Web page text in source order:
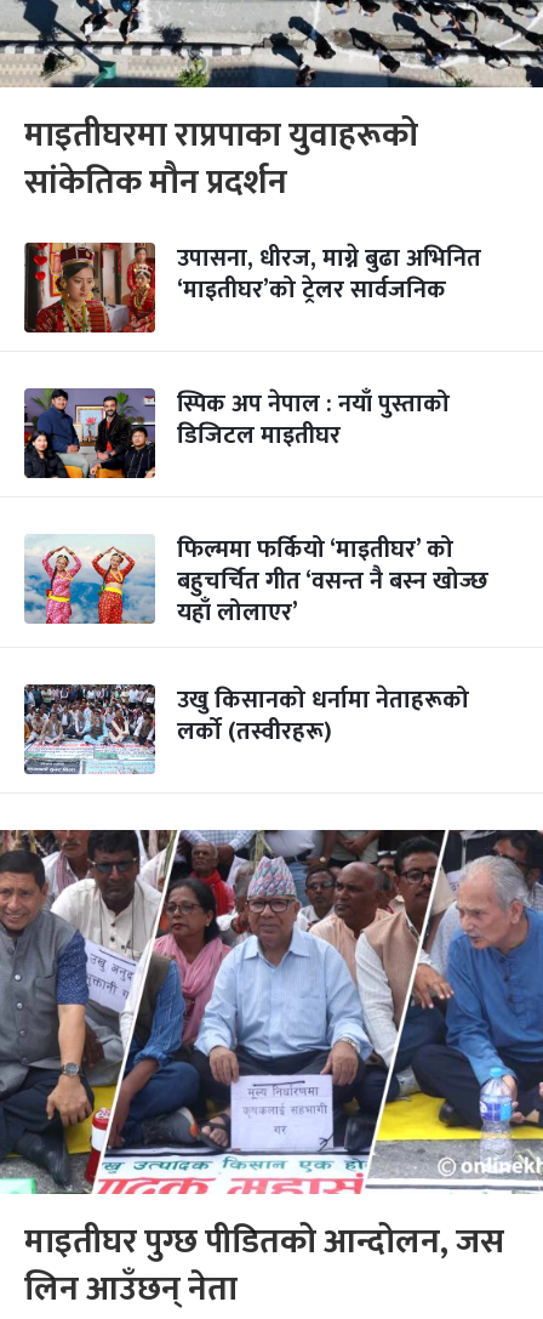
माइतीघरमा राप्रपाका युवाहरूको
सांकेतिक मौन प्रदर्शन
उपासना, धीरज, माग्ने बुढा अभिनित
‘माइतीघर’को ट्रेलर सार्वजनिक
स्पिक अप नेपाल : नयाँ पुस्ताको
डिजिटल माइतीघर
फिल्ममा फर्कियो ‘माइतीघर’ को
बहुचर्चित गीत ‘वसन्त नै बस्न खोज्छ
यहाँ लोलाएर’
उखु किसानको धर्नामा नेताहरूको
लर्को (तस्वीरहरू)
माइतीघर पुग्छ पीडितको आन्दोलन, जस
लिन आउँछन् नेता